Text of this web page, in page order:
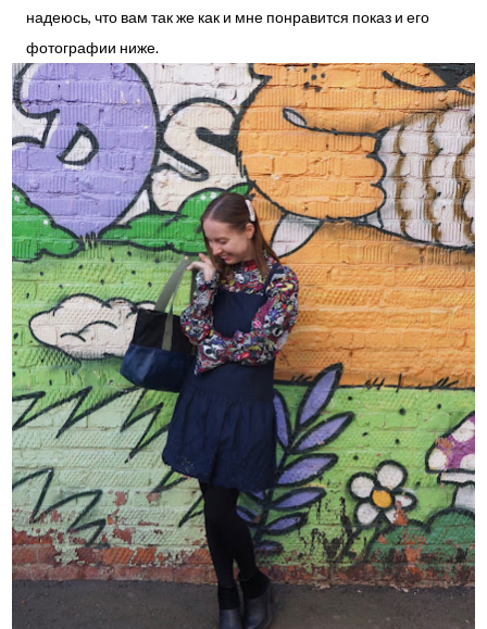
надеюсь, что вам так же как и мне понравится показ и его
фотографии ниже.